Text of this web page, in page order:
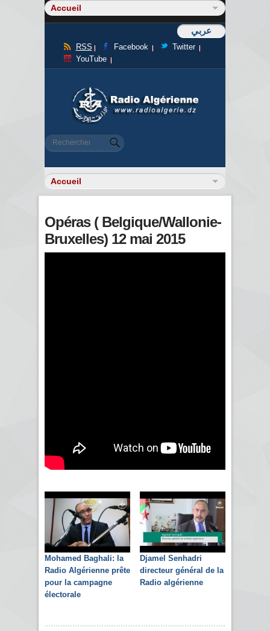
عربي
RSS Facebook
Twitter
YouTube
Formulaire de recherche
Rechercher
Opéras ( Belgique/Wallonie-
Bruxelles) 12 mai 2015
Mohamed Baghali: la
Radio Algérienne prête
pour la campagne
électorale
Djamel Senhadri
directeur général de la
Radio algérienne